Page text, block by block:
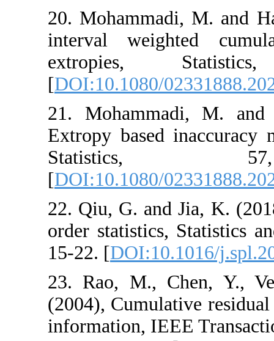
20.
interval
extropies,
[DOI:10.1080/
21.
Extropy based
[DOI:10.1080/
22. Qiu, G. and
order statistics,
15-22. [
23. Rao, M.,
(2004),
information,